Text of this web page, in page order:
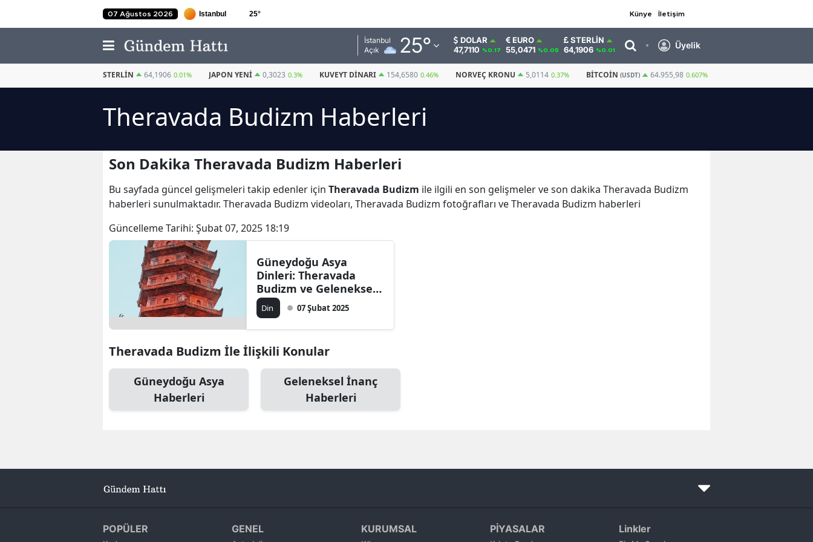
07 Ağustos 2026 25° Künye İletişim
İstanbul
Açık
25°
Adana
Adıyaman
Afyonkarahisar
Ağrı
Ankara
Antalya
Artvin
Bitlis
Burdur
Bursa
Denizli
Diyarbakır
DOLAR
47,7110 %0.17
EURO
55,0471 %0.05
STERLIN
64,1906 %0.01 Üyelik
STERLIN 64,1906 0.01% JAPON YENI 0,3023 0.3% KUVEYT DINARI 154,6580 0.46% NORVEÇ KRONU 5,0114 0.37% BITCOIN (USDT) 64.955,98 0.607%
Theravada Budizm Haberleri
Son Dakika Theravada Budizm Haberleri
Bu sayfada güncel gelişmeleri takip edenler için Theravada Budizm ile ilgili en son gelişmeler ve son dakika Theravada Budizm
haberleri sunulmaktadır. Theravada Budizm videoları, Theravada Budizm fotoğrafları ve Theravada Budizm haberleri
Güncelleme Tarihi: Şubat 07, 2025 18:19
Güneydoğu Asya
Dinleri: Theravada
Budizm ve Geleneksel
İnançları
Din 07 Şubat 2025
Theravada Budizm İle İlişkili Konular
Güneydoğu Asya
Haberleri
Geleneksel İnanç
Haberleri
POPÜLER GENEL KURUMSAL PİYASALAR Linkler